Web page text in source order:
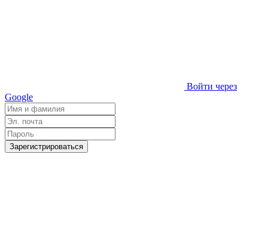
Войти через
Google
Зарегистрироваться